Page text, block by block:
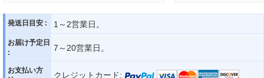
発送日目安 : 1～2営業日。
お届け予定日
:
7～20営業日。
お支払い方
クレジットカード: